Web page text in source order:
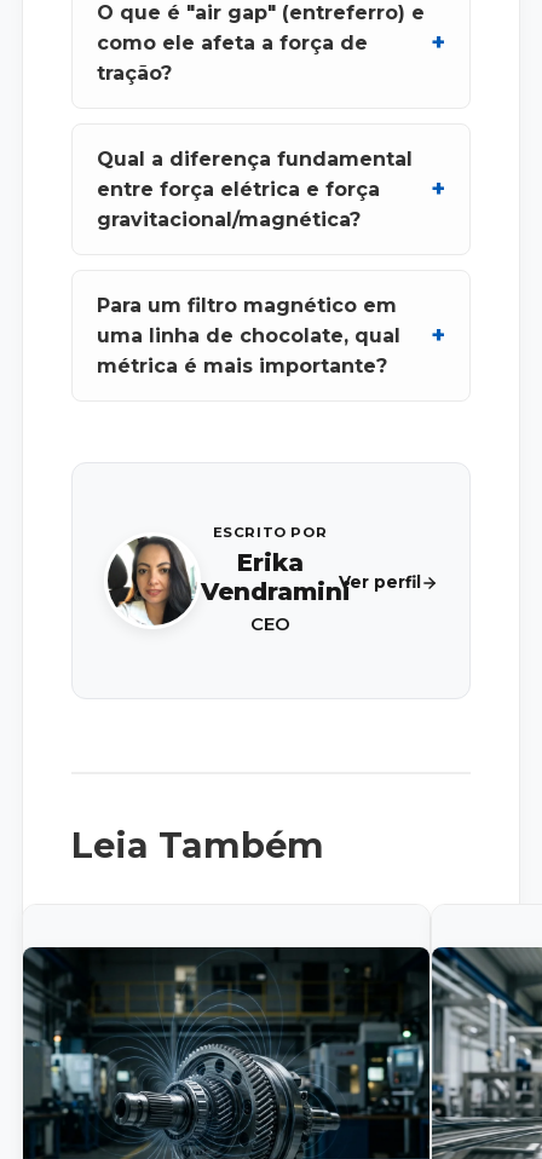
O que é "air gap" (entreferro) e
como ele afeta a força de
tração?
Qual a diferença fundamental
entre força elétrica e força
gravitacional/magnética?
Para um filtro magnético em
uma linha de chocolate, qual
métrica é mais importante?
ESCRITO POR
Erika
Vendramini
CEO
Ver perfil
Leia Também